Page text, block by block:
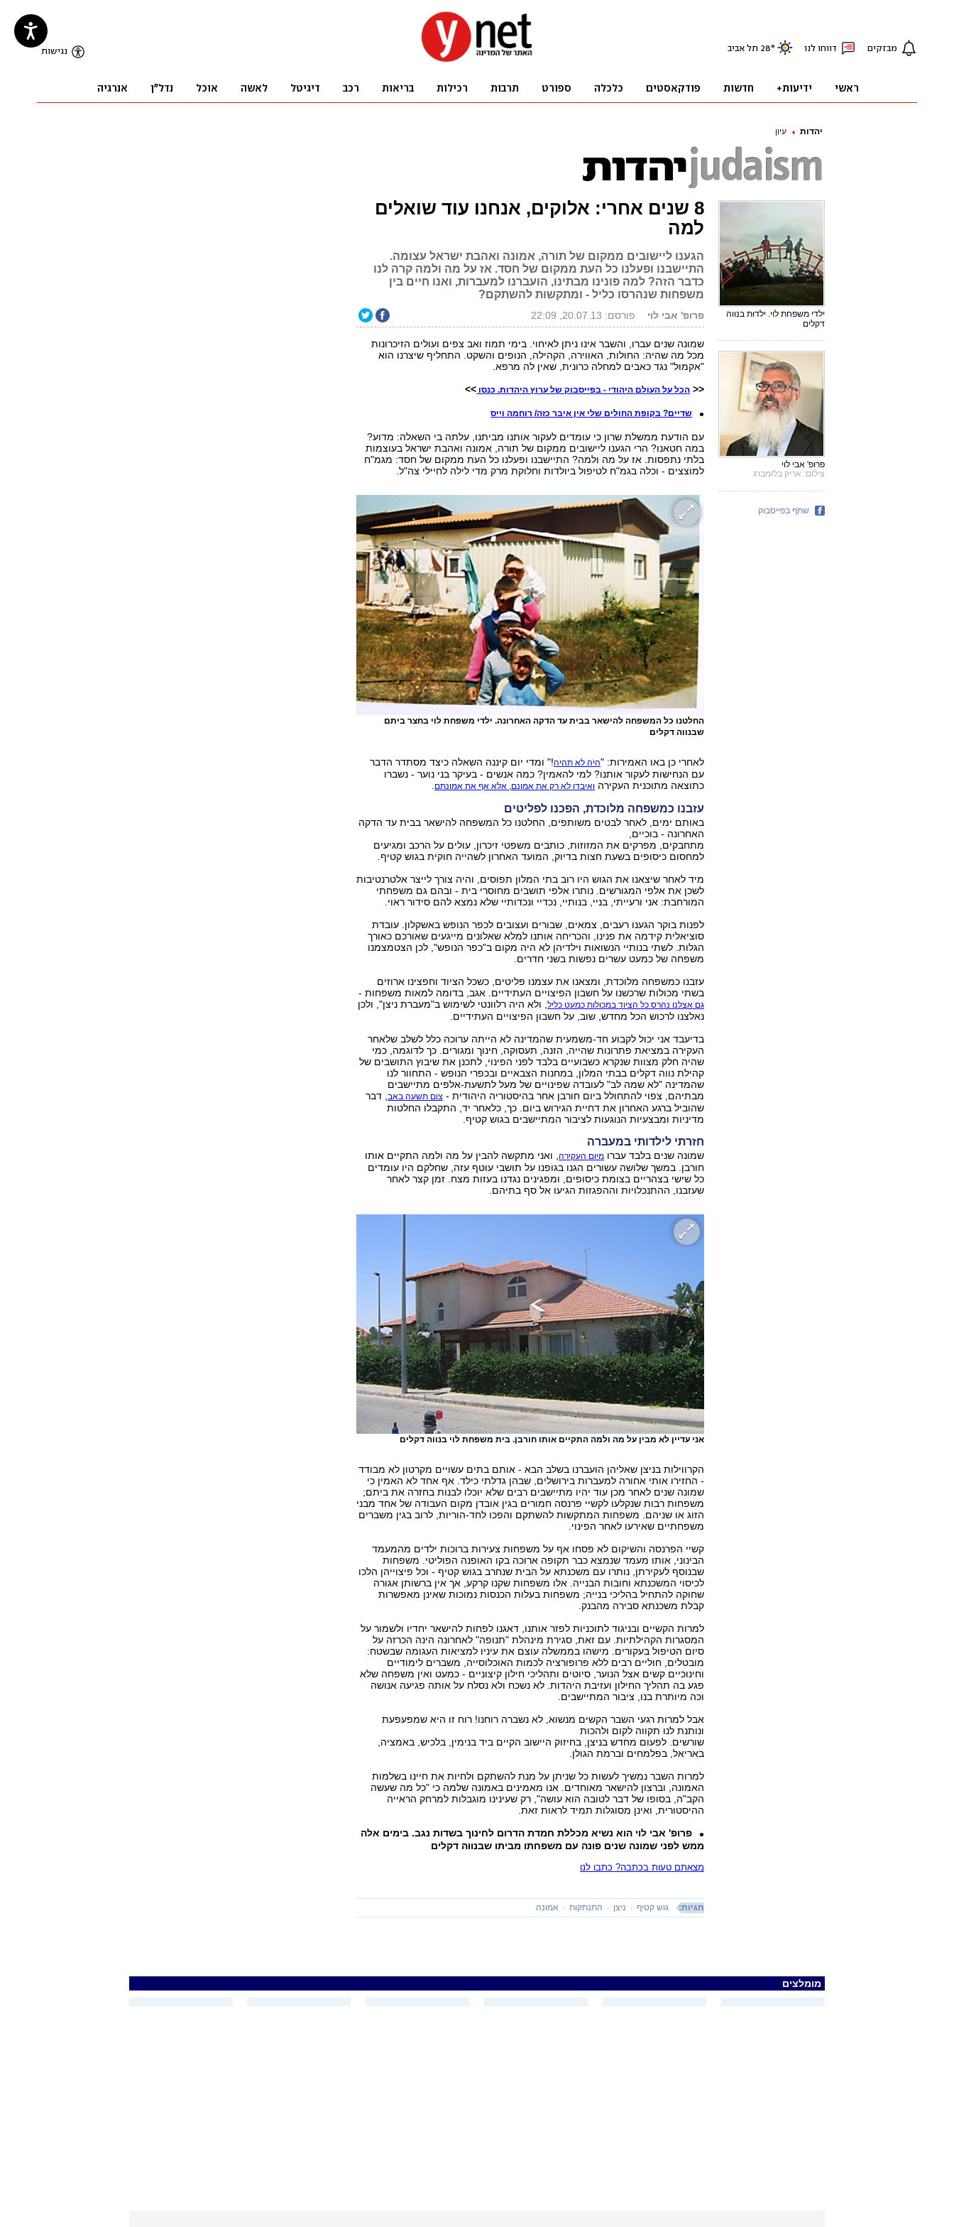
יהדות עיון
8 שנים אחרי: אלוקים, אנחנו עוד שואלים
למה
הגענו ליישובים ממקום של תורה, אמונה ואהבת ישראל עצומה.
התיישבנו ופעלנו כל העת ממקום של חסד. אז על מה ולמה קרה לנו
כדבר הזה? למה פונינו מבתינו, הועברנו למעברות, ואנו חיים בין
משפחות שנהרסו כליל - ומתקשות להשתקם?
פרופ' אבי לוי פורסם: 20.07.13, 22:09
שמונה שנים עברו, והשבר אינו ניתן לאיחוי. בימי תמוז ואב צפים ועולים הזיכרונות
מכל מה שהיה: החולות, האווירה, הקהילה, הנופים והשקט. התחליף שיצרנו הוא
"אקמול" נגד כאבים למחלה כרונית, שאין לה מרפא.
<< הכל על העולם היהודי - בפייסבוק של ערוץ היהדות. כנסו >>
שדיים? בקופת החולים שלי אין איבר כזה/ רוחמה וייס
עם הודעת ממשלת שרון כי עומדים לעקור אותנו מביתנו, עלתה בי השאלה: מדוע?
במה חטאנו? הרי הגענו ליישובים ממקום של תורה, אמונה ואהבת ישראל בעוצמות
בלתי נתפסות. אז על מה ולמה? התיישבנו ופעלנו כל העת ממקום של חסד: מגמ"ח
למוצצים - וכלה בגמ"ח לטיפול ביולדות וחלוקת מרק מדי לילה לחיילי צה"ל.
החלטנו כל המשפחה להישאר בבית עד הדקה האחרונה. ילדי משפחת לוי בחצר ביתם
שבנווה דקלים
לאחרי כן באו האמירות: "היֹה לא תהיה!" ומדי יום קיננה השאלה כיצד מסתדר הדבר
עם הנחישות לעקור אותנו? למי להאמין? כמה אנשים - בעיקר בני נוער - נשברו
כתוצאה מתוכנית העקירה ואיבדו לא רק את אמונם, אלא אף את אמונתם
עזבנו כמשפחה מלוכדת, הפכנו לפליטים
באותם ימים, לאחר לבטים משותפים, החלטנו כל המשפחה להישאר בבית עד הדקה
האחרונה - בוכיים,
מתחבקים, מפרקים את המזוזות, כותבים משפטי זיכרון, עולים על הרכב ומגיעים
למחסום כיסופים בשעת חצות בדיוק, המועד האחרון לשהייה חוקית בגוש קטיף.
מיד לאחר שיצאנו את הגוש היו רוב בתי המלון תפוסים, והיה צורך לייצר אלטרנטיבות
לשכן את אלפי המגורשים. נותרו אלפי תושבים מחוסרי בית - ובהם גם משפחתי
המורחבת: אני ורעייתי, בניי, בנותיי, נכדיי ונכדותיי שלא נמצא להם סידור ראוי.
לפנות בוקר הגענו רעבים, צמאים, שבורים ועצובים לכפר הנופש באשקלון. עובדת
סוציאלית קידמה את פנינו, והכריחה אותנו למלא שאלונים מייגעים שאורכם כאורך
הגלות. לשתי בנותיי הנשואות וילדיהן לא היה מקום ב"כפר הנופש", לכן הצטמצמנו
משפחה של כמעט עשרים נפשות בשני חדרים.
עזבנו כמשפחה מלוכדת, ומצאנו את עצמנו פליטים, כשכל הציוד וחפצינו ארוזים
בשתי מכולות שרכשנו על חשבון הפיצויים העתידיים. אגב, בדומה למאות משפחות -
גם אצלנו נהרס כל הציוד במכולות כמעט כליל, ולא היה רלוונטי לשימוש ב"מעברת ניצן", ולכן
נאלצנו לרכוש הכל מחדש, שוב, על חשבון הפיצויים העתידיים.
בדיעבד אני יכול לקבוע חד-משמעית שהמדינה לא הייתה ערוכה כלל לשלב שלאחר
העקירה במציאת פתרונות שהייה, הזנה, תעסוקה, חינוך ומגורים. כך לדוגמה, כמי
שהיה חלק מצוות שנקרא כשבועיים בלבד לפני הפינוי, לתכנן את שיבוץ התושבים של
קהילת נווה דקלים בבתי המלון, במחנות הצבאיים ובכפרי הנופש - התחוור לנו
שהמדינה "לא שמה לב" לעובדה שפינויים של מעל לתשעת-אלפים מתיישבים
מבתיהם, צפוי להתחולל ביום חורבן אחר בהיסטוריה היהודית - צום תשעה באב, דבר
שהוביל ברגע האחרון את דחיית הגירוש ביום. כך, כלאחר יד, התקבלו החלטות
מדיניות ומבצעיות הנוגעות לציבור המתיישבים בגוש קטיף.
חזרתי לילדותי במעברה
שמונה שנים בלבד עברו מיום העקירה, ואני מתקשה להבין על מה ולמה התקיים אותו
חורבן. במשך שלושה עשורים הגנו בגופנו על תושבי עוטף עזה, שחלקם היו עומדים
כל שישי בצהריים בצומת כיסופים, ומפגינים נגדנו בעזות מצח. זמן קצר לאחר
שעזבנו, ההתנכלויות וההפגזות הגיעו אל סף בתיהם.
אני עדיין לא מבין על מה ולמה התקיים אותו חורבן. בית משפחת לוי בנווה דקלים
הקרווילות בניצן שאליהן הועברנו בשלב הבא - אותם בתים עשויים מקרטון לא מבודד
- החזירו אותי אחורה למעברות בירושלים, שבהן גדלתי כילד. אף אחד לא האמין כי
שמונה שנים לאחר מכן עוד יהיו מתיישבים רבים שלא יוכלו לבנות בחזרה את ביתם;
משפחות רבות שנקלעו לקשיי פרנסה חמורים בגין אובדן מקום העבודה של אחד מבני
הזוג או שניהם. משפחות המתקשות להשתקם והפכו לחד-הוריות, לרוב בגין משברים
משפחתיים שאירעו לאחר הפינוי.
קשיי הפרנסה והשיקום לא פסחו אף על משפחות צעירות ברוכות ילדים מהמעמד
הבינוני, אותו מעמד שנמצא כבר תקופה ארוכה בקו האופנה הפוליטי. משפחות
שבנוסף לעקירתן, נותרו עם משכנתא על הבית שנחרב בגוש קטיף - וכל פיצוייהן הלכו
לכיסוי המשכנתא וחובות הבנייה. אלו משפחות שקנו קרקע, אך אין ברשותן אגורה
שחוקה להתחיל בהליכי בנייה; משפחות בעלות הכנסות נמוכות שאינן מאפשרות
קבלת משכנתא סבירה מהבנק.
למרות הקשיים ובניגוד לתוכניות לפזר אותנו, דאגנו לפחות להישאר יחדיו ולשמור על
המסגרות הקהילתיות. עם זאת, סגירת מינהלת "תנופה" לאחרונה הינה הכרזה על
סיום הטיפול בעקורים. מישהו בממשלה עוצם את עיניו למציאות העגומה שבשטח:
מובטלים, חוליים רבים ללא פרופורציה לכמות האוכלוסייה, משברים לימודיים
וחינוכיים קשים אצל הנוער, סיוטים ותהליכי חילון קיצוניים - כמעט ואין משפחה שלא
פגע בה תהליך החילון ועזיבת היהדות. לא נשכח ולא נסלח על אותה פגיעה אנושה
וכה מיותרת בנו, ציבור המתיישבים.
אבל למרות רגעי השבר הקשים מנשוא, לא נשברה רוחנו! רוח זו היא שמפעפעת
ונותנת לנו תקווה לקום ולהכות
שורשים. לפעום מחדש בניצן, בחיזוק היישוב הקיים ביד בנימין, בלכיש, באמציה,
באריאל, בפלמחים וברמת הגולן.
למרות השבר נמשיך לעשות כל שניתן על מנת להשתקם ולחיות את חיינו בשלמות
האמונה, וברצון להישאר מאוחדים. אנו מאמינים באמונה שלמה כי "כל מה שעשה
הקב"ה, בסופו של דבר לטובה הוא עושה", רק שעינינו מוגבלות למרחק הראייה
ההיסטורית, ואינן מסוגלות תמיד לראות זאת.
פרופ' אבי לוי הוא נשיא מכללת חמדת הדרום לחינוך בשדות נגב. בימים אלה
ממש לפני שמונה שנים פונה עם משפחתו מביתו שבנווה דקלים
מצאתם טעות בכתבה? כתבו לנו
תגיות: גוש קטיף ניצן התנתקות אמונה
ילדי משפחת לוי. ילדוּת בנווה
דקלים
פרופ' אבי לוי
צילום: אריק בלומברג
שתף בפייסבוק
מומלצים